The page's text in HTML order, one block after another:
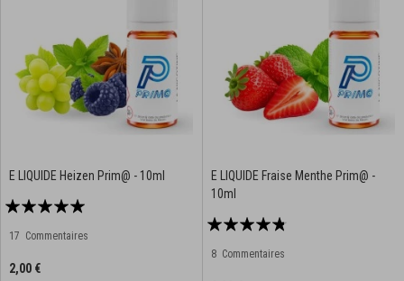
E LIQUIDE Heizen Prim@ - 10ml
Notation:
17 Commentaires
2,00 €
E LIQUIDE Fraise Menthe Prim@ -
10ml
Notation:
8 Commentaires